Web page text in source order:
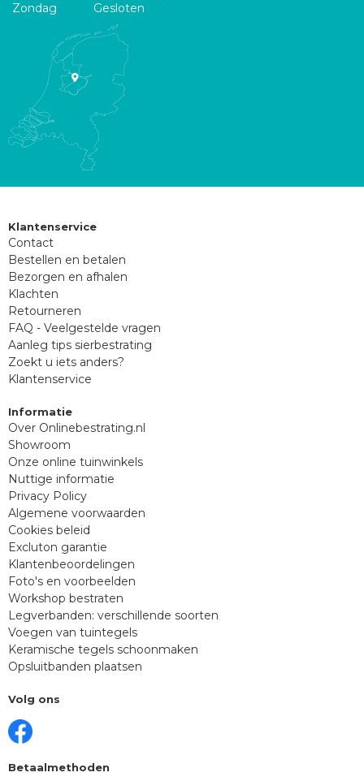
Zondag
Gesloten
Klantenservice
Contact
Bestellen en betalen
Bezorgen en afhalen
Klachten
Retourneren
FAQ - Veelgestelde vragen
Aanleg tips sierbestrating
Zoekt u iets anders?
Klantenservice
Informatie
Over Onlinebestrating.nl
Showroom
Onze online tuinwinkels
Nuttige informatie
Privacy Policy
Algemene voorwaarden
Cookies beleid
Excluton garantie
Klantenbeoordelingen
Foto's en voorbeelden
Workshop bestraten
Legverbanden: verschillende soorten
Voegen van tuintegels
Keramische tegels schoonmaken
Opsluitbanden plaatsen
Volg ons
Betaalmethoden